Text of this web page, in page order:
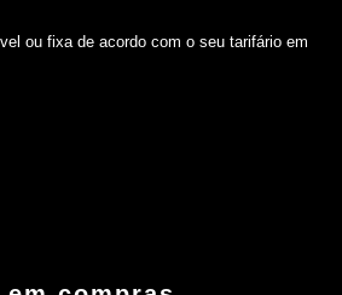
ou fixa de acordo com o seu tarifário em